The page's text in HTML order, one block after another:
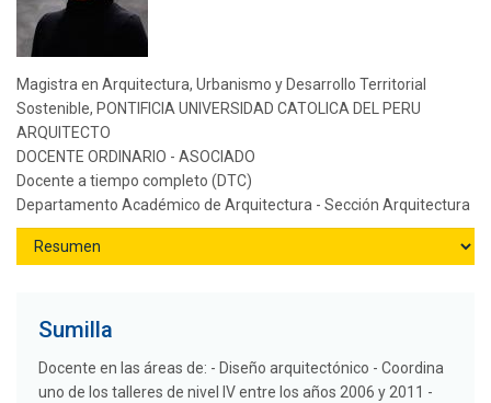
Magistra en Arquitectura, Urbanismo y Desarrollo Territorial
Sostenible, PONTIFICIA UNIVERSIDAD CATOLICA DEL PERU
ARQUITECTO
DOCENTE ORDINARIO - ASOCIADO
Docente a tiempo completo (DTC)
Departamento Académico de Arquitectura - Sección Arquitectura
Sumilla
Docente en las áreas de: - Diseño arquitectónico - Coordina
uno de los talleres de nivel IV entre los años 2006 y 2011 -